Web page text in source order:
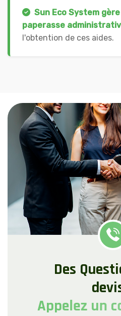
Sun Eco System gère
paperasse
l'obtention de ces aides.
Des Questi
devi
Appelez un c